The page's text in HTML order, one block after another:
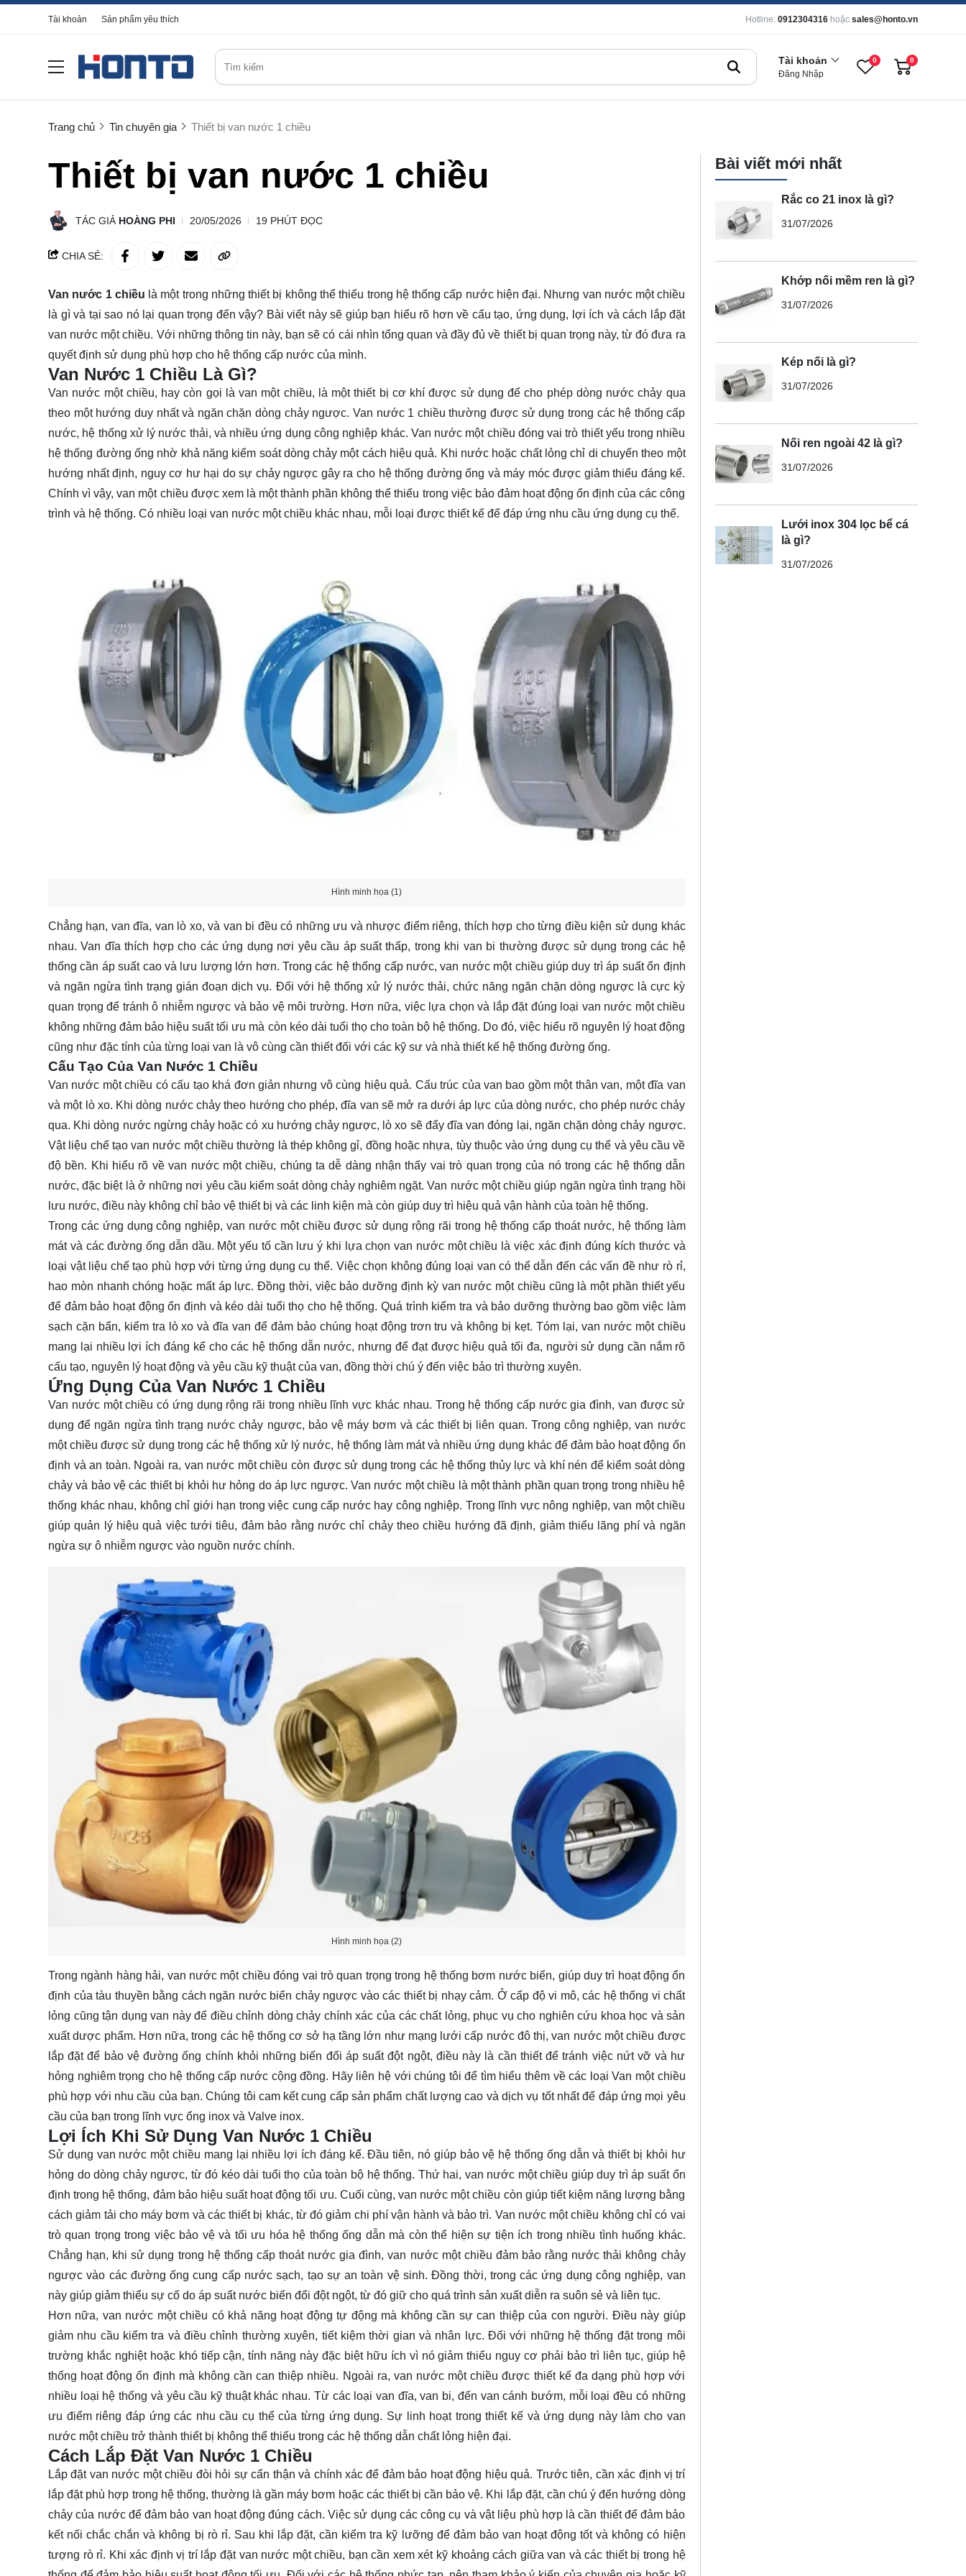
Tài khoản Sản phẩm yêu thích Hotline: 0912304316 hoặc sales@honto.vn
Tài khoản
Đăng Nhập
0 0
Trang chủ Tin chuyên gia Thiết bị van nước 1 chiều
Thiết bị van nước 1 chiều
TÁC GIẢ HOÀNG PHI 20/05/2026 19 PHÚT ĐỌC
CHIA SẺ:
Van nước 1 chiều là một trong những thiết bị không thể thiếu trong hệ thống cấp nước hiện đại. Nhưng van nước một chiều
là gì và tại sao nó lại quan trọng đến vậy? Bài viết này sẽ giúp bạn hiểu rõ hơn về cấu tạo, ứng dụng, lợi ích và cách lắp đặt
van nước một chiều. Với những thông tin này, bạn sẽ có cái nhìn tổng quan và đầy đủ về thiết bị quan trọng này, từ đó đưa ra
quyết định sử dụng phù hợp cho hệ thống cấp nước của mình.
Van Nước 1 Chiều Là Gì?
Van nước một chiều, hay còn gọi là van một chiều, là một thiết bị cơ khí được sử dụng để cho phép dòng nước chảy qua
theo một hướng duy nhất và ngăn chặn dòng chảy ngược. Van nước 1 chiều thường được sử dụng trong các hệ thống cấp
nước, hệ thống xử lý nước thải, và nhiều ứng dụng công nghiệp khác. Van nước một chiều đóng vai trò thiết yếu trong nhiều
hệ thống đường ống nhờ khả năng kiểm soát dòng chảy một cách hiệu quả. Khi nước hoặc chất lỏng chỉ di chuyển theo một
hướng nhất định, nguy cơ hư hại do sự chảy ngược gây ra cho hệ thống đường ống và máy móc được giảm thiểu đáng kể.
Chính vì vậy, van một chiều được xem là một thành phần không thể thiếu trong việc bảo đảm hoạt động ổn định của các công
trình và hệ thống. Có nhiều loại van nước một chiều khác nhau, mỗi loại được thiết kế để đáp ứng nhu cầu ứng dụng cụ thể.
Hình minh họa (1)
Chẳng hạn, van đĩa, van lò xo, và van bi đều có những ưu và nhược điểm riêng, thích hợp cho từng điều kiện sử dụng khác
nhau. Van đĩa thích hợp cho các ứng dụng nơi yêu cầu áp suất thấp, trong khi van bi thường được sử dụng trong các hệ
thống cần áp suất cao và lưu lượng lớn hơn. Trong các hệ thống cấp nước, van nước một chiều giúp duy trì áp suất ổn định
và ngăn ngừa tình trạng gián đoạn dịch vụ. Đối với hệ thống xử lý nước thải, chức năng ngăn chặn dòng ngược là cực kỳ
quan trọng để tránh ô nhiễm ngược và bảo vệ môi trường. Hơn nữa, việc lựa chọn và lắp đặt đúng loại van nước một chiều
không những đảm bảo hiệu suất tối ưu mà còn kéo dài tuổi thọ cho toàn bộ hệ thống. Do đó, việc hiểu rõ nguyên lý hoạt động
cũng như đặc tính của từng loại van là vô cùng cần thiết đối với các kỹ sư và nhà thiết kế hệ thống đường ống.
Cấu Tạo Của Van Nước 1 Chiều
Van nước một chiều có cấu tạo khá đơn giản nhưng vô cùng hiệu quả. Cấu trúc của van bao gồm một thân van, một đĩa van
và một lò xo. Khi dòng nước chảy theo hướng cho phép, đĩa van sẽ mở ra dưới áp lực của dòng nước, cho phép nước chảy
qua. Khi dòng nước ngừng chảy hoặc có xu hướng chảy ngược, lò xo sẽ đẩy đĩa van đóng lại, ngăn chặn dòng chảy ngược.
Vật liệu chế tạo van nước một chiều thường là thép không gỉ, đồng hoặc nhựa, tùy thuộc vào ứng dụng cụ thể và yêu cầu về
độ bền. Khi hiểu rõ về van nước một chiều, chúng ta dễ dàng nhận thấy vai trò quan trọng của nó trong các hệ thống dẫn
nước, đặc biệt là ở những nơi yêu cầu kiểm soát dòng chảy nghiêm ngặt. Van nước một chiều giúp ngăn ngừa tình trạng hồi
lưu nước, điều này không chỉ bảo vệ thiết bị và các linh kiện mà còn giúp duy trì hiệu quả vận hành của toàn hệ thống.
Trong các ứng dụng công nghiệp, van nước một chiều được sử dụng rộng rãi trong hệ thống cấp thoát nước, hệ thống làm
mát và các đường ống dẫn dầu. Một yếu tố cần lưu ý khi lựa chọn van nước một chiều là việc xác định đúng kích thước và
loại vật liệu chế tạo phù hợp với từng ứng dụng cụ thể. Việc chọn không đúng loại van có thể dẫn đến các vấn đề như rò rỉ,
hao mòn nhanh chóng hoặc mất áp lực. Đồng thời, việc bảo dưỡng định kỳ van nước một chiều cũng là một phần thiết yếu
để đảm bảo hoạt động ổn định và kéo dài tuổi thọ cho hệ thống. Quá trình kiểm tra và bảo dưỡng thường bao gồm việc làm
sạch cặn bẩn, kiểm tra lò xo và đĩa van để đảm bảo chúng hoạt động trơn tru và không bị kẹt. Tóm lại, van nước một chiều
mang lại nhiều lợi ích đáng kể cho các hệ thống dẫn nước, nhưng để đạt được hiệu quả tối đa, người sử dụng cần nắm rõ
cấu tạo, nguyên lý hoạt động và yêu cầu kỹ thuật của van, đồng thời chú ý đến việc bảo trì thường xuyên.
Ứng Dụng Của Van Nước 1 Chiều
Van nước một chiều có ứng dụng rộng rãi trong nhiều lĩnh vực khác nhau. Trong hệ thống cấp nước gia đình, van được sử
dụng để ngăn ngừa tình trạng nước chảy ngược, bảo vệ máy bơm và các thiết bị liên quan. Trong công nghiệp, van nước
một chiều được sử dụng trong các hệ thống xử lý nước, hệ thống làm mát và nhiều ứng dụng khác để đảm bảo hoạt động ổn
định và an toàn. Ngoài ra, van nước một chiều còn được sử dụng trong các hệ thống thủy lực và khí nén để kiểm soát dòng
chảy và bảo vệ các thiết bị khỏi hư hỏng do áp lực ngược. Van nước một chiều là một thành phần quan trọng trong nhiều hệ
thống khác nhau, không chỉ giới hạn trong việc cung cấp nước hay công nghiệp. Trong lĩnh vực nông nghiệp, van một chiều
giúp quản lý hiệu quả việc tưới tiêu, đảm bảo rằng nước chỉ chảy theo chiều hướng đã định, giảm thiểu lãng phí và ngăn
ngừa sự ô nhiễm ngược vào nguồn nước chính.
Hình minh họa (2)
Trong ngành hàng hải, van nước một chiều đóng vai trò quan trọng trong hệ thống bơm nước biển, giúp duy trì hoạt động ổn
định của tàu thuyền bằng cách ngăn nước biển chảy ngược vào các thiết bị nhạy cảm. Ở cấp độ vi mô, các hệ thống vi chất
lỏng cũng tận dụng van này để điều chỉnh dòng chảy chính xác của các chất lỏng, phục vụ cho nghiên cứu khoa học và sản
xuất dược phẩm. Hơn nữa, trong các hệ thống cơ sở hạ tầng lớn như mạng lưới cấp nước đô thị, van nước một chiều được
lắp đặt để bảo vệ đường ống chính khỏi những biến đổi áp suất đột ngột, điều này là cần thiết để tránh việc nứt vỡ và hư
hỏng nghiêm trọng cho hệ thống cấp nước cộng đồng. Hãy liên hệvới chúng tôi để tìm hiểu thêm về các loại Van một chiều
phù hợp với nhu cầu của bạn. Chúng tôi cam kết cung cấp sản phẩm chất lượng cao và dịch vụ tốt nhất để đáp ứng mọi yêu
cầu của bạn trong lĩnh vực ống inox và Valve inox.
Lợi Ích Khi Sử Dụng Van Nước 1 Chiều
Sử dụng van nước một chiều mang lại nhiều lợi ích đáng kể. Đầu tiên, nó giúp bảo vệ hệ thống ống dẫn và thiết bị khỏi hư
hỏng do dòng chảy ngược, từ đó kéo dài tuổi thọ của toàn bộ hệ thống. Thứ hai, van nước một chiều giúp duy trì áp suất ổn
định trong hệ thống, đảm bảo hiệu suất hoạt động tối ưu. Cuối cùng, van nước một chiều còn giúp tiết kiệm năng lượng bằng
cách giảm tải cho máy bơm và các thiết bị khác, từ đó giảm chi phí vận hành và bảo trì. Van nước một chiều không chỉ có vai
trò quan trọng trong việc bảo vệ và tối ưu hóa hệ thống ống dẫn mà còn thể hiện sự tiện ích trong nhiều tình huống khác.
Chẳng hạn, khi sử dụng trong hệ thống cấp thoát nước gia đình, van nước một chiều đảm bảo rằng nước thải không chảy
ngược vào các đường ống cung cấp nước sạch, tạo sự an toàn vệ sinh. Đồng thời, trong các ứng dụng công nghiệp, van
này giúp giảm thiểu sự cố do áp suất nước biến đổi đột ngột, từ đó giữ cho quá trình sản xuất diễn ra suôn sẻ và liên tục.
Hơn nữa, van nước một chiều có khả năng hoạt động tự động mà không cần sự can thiệp của con người. Điều này giúp
giảm nhu cầu kiểm tra và điều chỉnh thường xuyên, tiết kiệm thời gian và nhân lực. Đối với những hệ thống đặt trong môi
trường khắc nghiệt hoặc khó tiếp cận, tính năng này đặc biệt hữu ích vì nó giảm thiểu nguy cơ phải bảo trì liên tục, giúp hệ
thống hoạt động ổn định mà không cần can thiệp nhiều. Ngoài ra, van nước một chiều được thiết kế đa dạng phù hợp với
nhiều loại hệ thống và yêu cầu kỹ thuật khác nhau. Từ các loại van đĩa, van bi, đến van cánh bướm, mỗi loại đều có những
ưu điểm riêng đáp ứng các nhu cầu cụ thể của từng ứng dụng. Sự linh hoạt trong thiết kế và ứng dụng này làm cho van
nước một chiều trở thành thiết bị không thể thiếu trong các hệ thống dẫn chất lỏng hiện đại.
Cách Lắp Đặt Van Nước 1 Chiều
Lắp đặt van nước một chiều đòi hỏi sự cẩn thận và chính xác để đảm bảo hoạt động hiệu quả. Trước tiên, cần xác định vị trí
lắp đặt phù hợp trong hệ thống, thường là gần máy bơm hoặc các thiết bị cần bảo vệ. Khi lắp đặt, cần chú ý đến hướng dòng
chảy của nước để đảm bảo van hoạt động đúng cách. Việc sử dụng các công cụ và vật liệu phù hợp là cần thiết để đảm bảo
kết nối chắc chắn và không bị rò rỉ. Sau khi lắp đặt, cần kiểm tra kỹ lưỡng để đảm bảo van hoạt động tốt và không có hiện
tượng rò rỉ. Khi xác định vị trí lắp đặt van nước một chiều, bạn cần xem xét kỹ khoảng cách giữa van và các thiết bị trong hệ
Bài viết mới nhất
Rắc co 21 inox là gì?
31/07/2026
Khớp nối mềm ren là gì?
31/07/2026
Kép nối là gì?
31/07/2026
Nối ren ngoài 42 là gì?
31/07/2026
Lưới inox 304 lọc bể cá
là gì?
31/07/2026